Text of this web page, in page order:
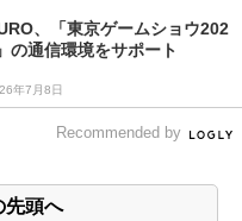
、「東京ゲームショウ202
の通信環境をサポート
年7月8日
Recommended by
先頭へ